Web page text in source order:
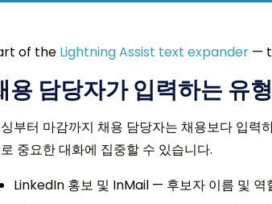
of the Lightning Assist text expander —
용 담당자가 입력하는 유
부터 마감까지 채용 담당자는 채용보다 입
중요한 대화에 집중할 수 있습니다.
LinkedIn 홍보 및 InMail — 후보자 이름 및 역